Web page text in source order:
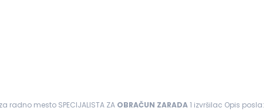
radno mesto SPECIJALISTA ZA OBRAČUN ZARADA